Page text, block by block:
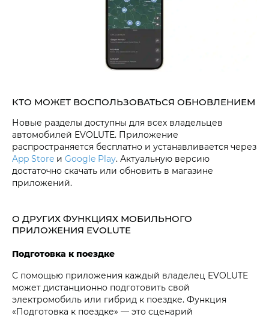
КТО МОЖЕТ ВОСПОЛЬЗОВАТЬСЯ ОБНОВЛЕНИЕМ
Новые разделы доступны для всех владельцев
автомобилей EVOLUTE. Приложение
распространяется бесплатно и устанавливается через
App Store и Google Play. Актуальную версию
достаточно скачать или обновить в магазине
приложений.
О ДРУГИХ ФУНКЦИЯХ МОБИЛЬНОГО
ПРИЛОЖЕНИЯ EVOLUTE
Подготовка к поездке
С помощью приложения каждый владелец EVOLUTE
может дистанционно подготовить свой
электромобиль или гибрид к поездке. Функция
«Подготовка к поездке» — это сценарий